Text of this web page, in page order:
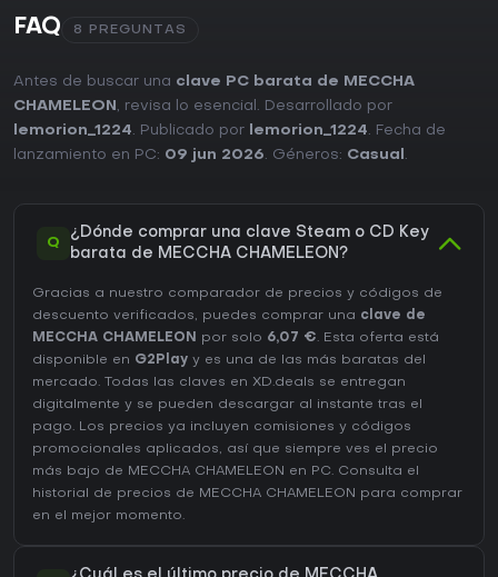
FAQ 8 PREGUNTAS
Antes de buscar una clave PC barata de MECCHA
CHAMELEON , revisa lo esencial. Desarrollado por
lemorion_1224. Publicado por lemorion_1224. Fecha de
lanzamiento en PC: 09 jun 2026. Géneros: Casual .
Q
¿Dónde comprar una clave Steam o CD Key
barata de MECCHA CHAMELEON?
Gracias a nuestro comparador de precios y códigos de
descuento verificados, puedes comprar una clave de
MECCHA CHAMELEON
por solo 6,07 €. Esta oferta está
disponible en G2Play y es una de las más baratas del
mercado. Todas las claves en XD.deals se entregan
digitalmente y se pueden descargar al instante tras el
pago. Los precios ya incluyen comisiones y códigos
promocionales aplicados, así que siempre ves el precio
más bajo de MECCHA CHAMELEON en PC. Consulta el
historial de precios de MECCHA CHAMELEON para comprar
en el mejor momento.